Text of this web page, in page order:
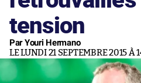
tension
Par Youri Hermano
LE LUNDI 21 SEPTEMBRE 2015 À